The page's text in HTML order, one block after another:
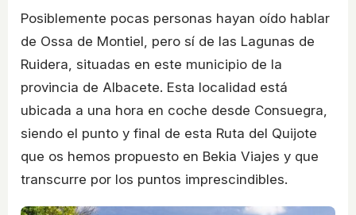
Posiblemente pocas personas hayan oído hablar
de Ossa de Montiel, pero sí de las Lagunas de
Ruidera, situadas en este municipio de la
provincia de Albacete. Esta localidad está
ubicada a una hora en coche desde Consuegra,
siendo el punto y final de esta Ruta del Quijote
que os hemos propuesto en Bekia Viajes y que
transcurre por los puntos imprescindibles.